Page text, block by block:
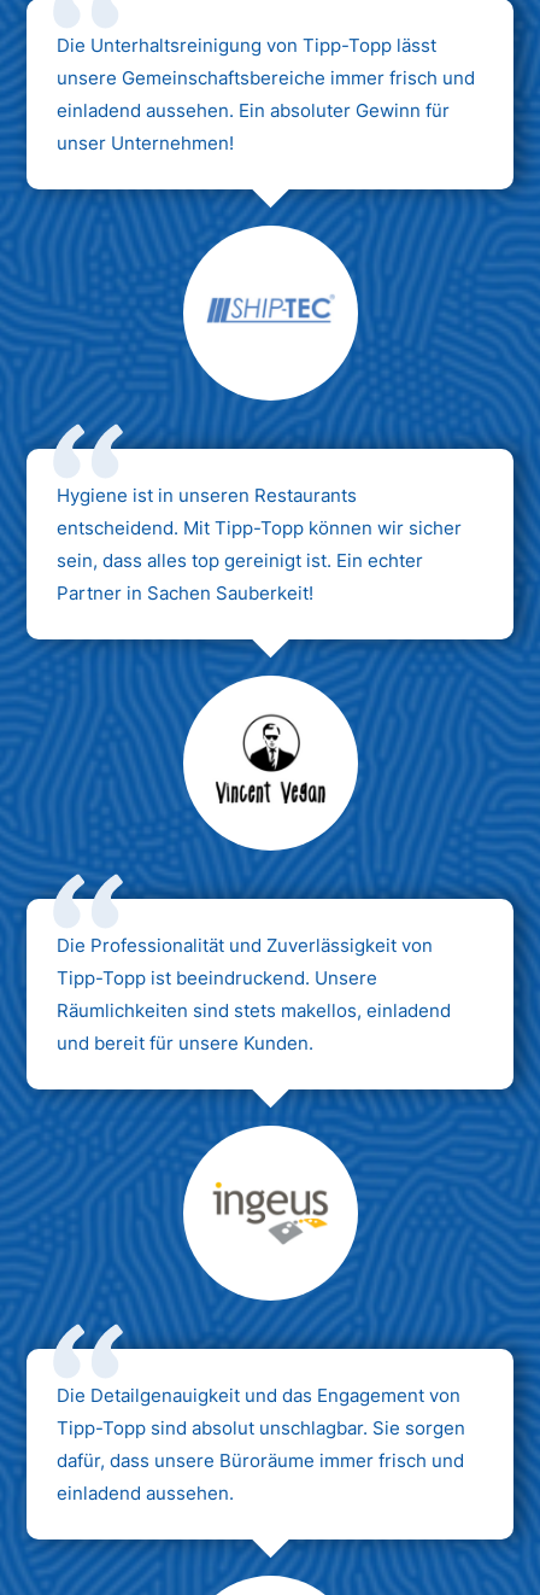
Die Unterhaltsreinigung von Tipp-Topp lässt
unsere Gemeinschaftsbereiche immer frisch und
einladend aussehen. Ein absoluter Gewinn für
unser Unternehmen!
Hygiene ist in unseren Restaurants
entscheidend. Mit Tipp-Topp können wir sicher
sein, dass alles top gereinigt ist. Ein echter
Partner in Sachen Sauberkeit!
Max Mustermann
Unternehmen AG
Die Professionalität und Zuverlässigkeit von
Tipp-Topp ist beeindruckend. Unsere
Räumlichkeiten sind stets makellos, einladend
und bereit für unsere Kunden.
Max Mustermann
Unternehmen AG
Die Detailgenauigkeit und das Engagement von
Tipp-Topp sind absolut unschlagbar. Sie sorgen
dafür, dass unsere Büroräume immer frisch und
einladend aussehen.